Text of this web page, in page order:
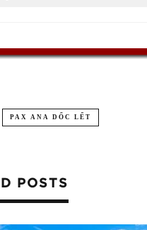
PAX ANA DỐC LẾT
POSTS